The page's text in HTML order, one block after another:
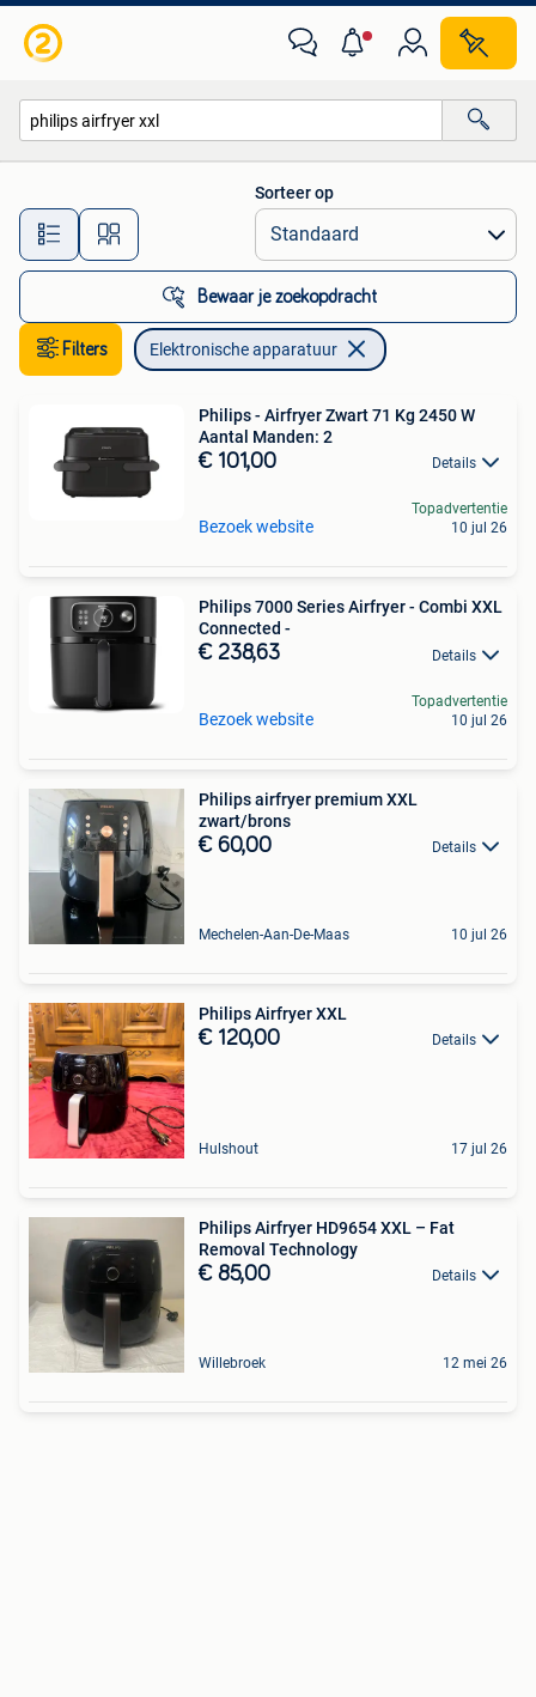
Alle afstanden…
Sorteer op
Bewaar je zoekopdracht
Filters Elektronische apparatuur
Philips - Airfryer Zwart 71 Kg 2450 W
Aantal Manden: 2
€ 101,00 Details
Bezoek website
Topadvertentie
10 jul 26
Philips 7000 Series Airfryer - Combi XXL
Connected -
€ 238,63 Details
Bezoek website
Topadvertentie
10 jul 26
Philips airfryer premium XXL
zwart/brons
€ 60,00 Details
Mechelen-Aan-De-Maas 10 jul 26
Philips Airfryer XXL
€ 120,00 Details
Hulshout 17 jul 26
Philips Airfryer HD9654 XXL – Fat
Removal Technology
€ 85,00 Details
Willebroek 12 mei 26